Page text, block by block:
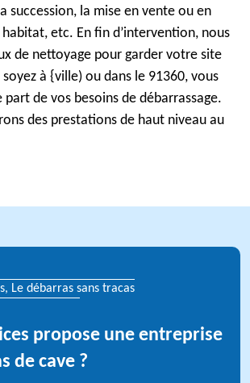
succession, la mise en vente ou en
etc. En fin d’intervention, nous
de nettoyage pour garder votre site
à {ville) ou dans le 91360, vous
de vos besoins de débarrassage.
des prestations de haut niveau au
Le débarras sans tracas
propose une entreprise
de cave ?